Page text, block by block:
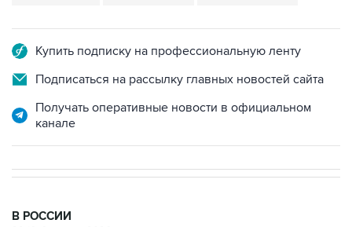
Купить подписку на профессиональную ленту
Подписаться на рассылку главных новостей сайта
Получать оперативные новости в официальном
канале
В РОССИИ